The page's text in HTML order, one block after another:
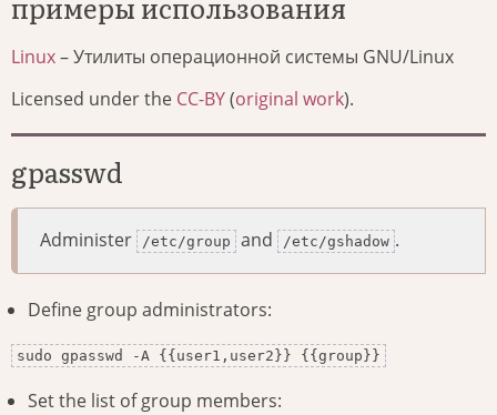
Linux– Утилиты операционной системы GNU/Linux
Licensed under the CC-BY(original work).
gpasswd
Administer /etc/group and /etc/gshadow .
Define group administrators:
sudo gpasswd -A {{user1,user2}} {{group}}
Set the list of group members: